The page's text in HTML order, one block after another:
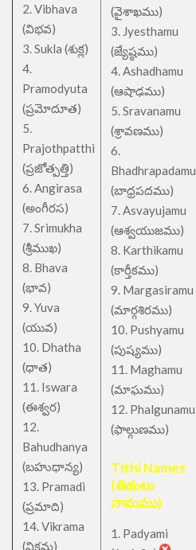
2. Vibhava
(విభవ)
3. Sukla (శుక్ల)
4.
Pramodyuta
(ప్రమోదూత)
5.
Prajothpatthi
(ప్రజోత్పత్తి)
6. Angirasa
(అంగీరస)
7. Srimukha
(శ్రీముఖ)
8. Bhava
(భావ)
9. Yuva
(యువ)
10. Dhatha
(ధాత)
11. Iswara
(ఈశ్వర)
12.
Bahudhanya
(బహుధాన్య)
13. Pramadi
(ప్రమాది)
14. Vikrama
(విక్రమ)
(వైశాఖము)
3. Jyesthamu
(జ్యేష్ఠము)
4. Ashadhamu
(ఆషాఢము)
5. Sravanamu
(శ్రావణము)
6.
Bhadhrapadamu
(బాధ్రపదము)
7. Asvayujamu
(ఆశ్వయుజము)
8. Karthikamu
(కార్తీకము)
9. Margasiramu
(మార్గశిరము)
10. Pushyamu
(పుష్యము)
11. Maghamu
(మాఘము)
12. Phalgunamu
(ఫాల్గుణము)
Tithi Names
(తిథులు
నామము)
1. Padyami